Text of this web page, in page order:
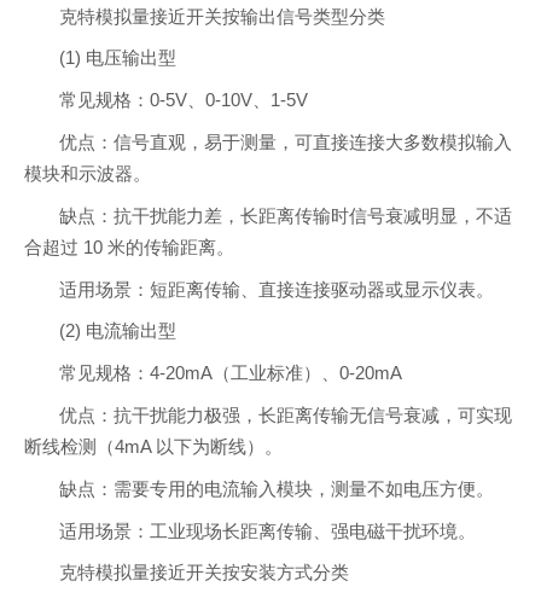
克特模拟量接近开关按输出信号类型分类
(1) 电压输出型
常见规格：0-5V、0-10V、1-5V
优点：信号直观，易于测量，可直接连接大多数模拟输入
模块和示波器。
缺点：抗干扰能力差，长距离传输时信号衰减明显，不适
合超过 10 米的传输距离。
适用场景：短距离传输、直接连接驱动器或显示仪表。
(2) 电流输出型
常见规格：4-20mA（工业标准）、0-20mA
优点：抗干扰能力极强，长距离传输无信号衰减，可实现
断线检测（4mA 以下为断线）。
缺点：需要专用的电流输入模块，测量不如电压方便。
适用场景：工业现场长距离传输、强电磁干扰环境。
克特模拟量接近开关按安装方式分类